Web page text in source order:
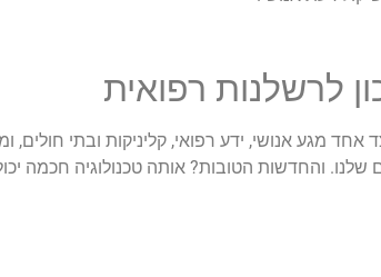
לרשלנות רפואית
מגע אנושי, ידע רפואי, קליניקות ובתי חולים,
והחדשות הטובות? אותה טכנולוגיה חכמה